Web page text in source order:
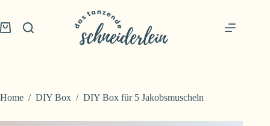
content
Shopping
Home / DIY Box / DIY Box für 5 Jakobsmuscheln